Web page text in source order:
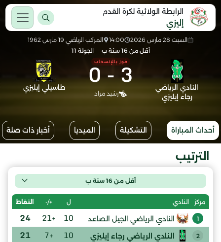
الرابطة الولائية لكرة القدم
إليزي
السبت 28 مارس 2026 14:00
المركب الرياضي 19 مارس 1962
أقل من 16 سنة ب
الجولة 11
النادي الرياضي
رجاء إيليزي
3
-
0فوز بالإنسحاب
رشيد مراد
طاسيلي إيليزي
أحداث المباراة التشكيلة الميديا أخبار ذات صلة
الترتيب
أقل من 16 سنة ب
مركز النادي ل +/- النقاط
1 النادي الرياضي الجيل الصاعد 10
+21
24
2 النادي الرياضي رجاء إيليزي 10
+7
21